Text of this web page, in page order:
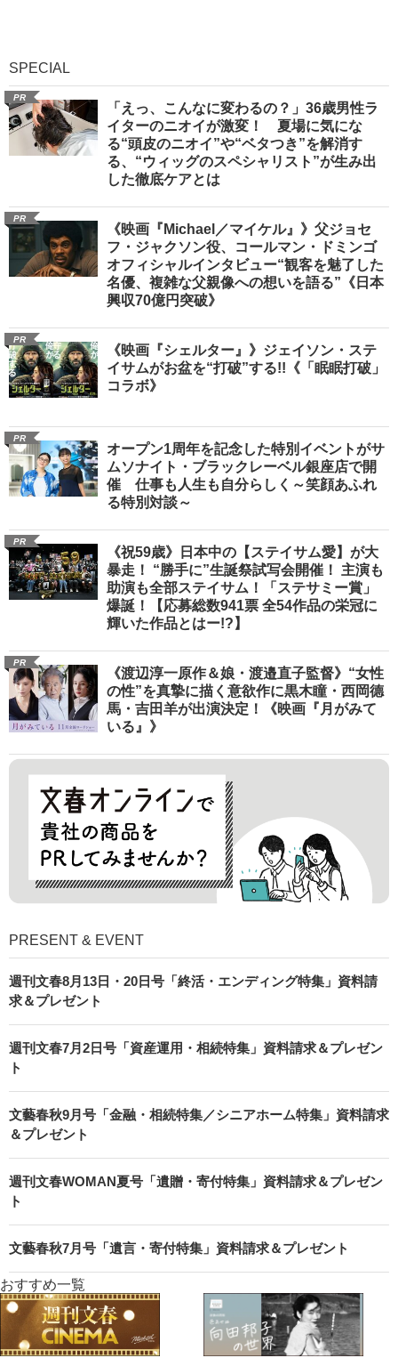
SPECIAL
PR
「えっ、こんなに変わるの？」36歳男性ラ
イターのニオイが激変！ 夏場に気にな
る“頭皮のニオイ”や“ベタつき”を解消す
る、“ウィッグのスペシャリスト”が生み出
した徹底ケアとは
PR
《映画『Michael／マイケル』》父ジョセ
フ・ジャクソン役、コールマン・ドミンゴ
オフィシャルインタビュー“観客を魅了した
名優、複雑な父親像への想いを語る”《日本
興収70億円突破》
PR
《映画『シェルター』》ジェイソン・ステ
イサムがお盆を“打破”する!!《「眠眠打破」
コラボ》
PR
オープン1周年を記念した特別イベントがサ
ムソナイト・ブラックレーベル銀座店で開
催 仕事も人生も自分らしく～笑顔あふれ
る特別対談～
PR
《祝59歳》日本中の【ステイサム愛】が大
暴走！ “勝手に”生誕祭試写会開催！ 主演も
助演も全部ステイサム！「ステサミー賞」
爆誕！【応募総数941票 全54作品の栄冠に
輝いた作品とはー!?】
PR
《渡辺淳一原作＆娘・渡邉直子監督》“女性
の性”を真摯に描く意欲作に黒木瞳・西岡德
馬・吉田羊が出演決定！《映画『月がみて
いる』》
PRESENT & EVENT
週刊文春8月13日・20日号「終活・エンディング特集」資料請
求＆プレゼント
週刊文春7月2日号「資産運用・相続特集」資料請求＆プレゼン
ト
文藝春秋9月号「金融・相続特集／シニアホーム特集」資料請求
＆プレゼント
週刊文春WOMAN夏号「遺贈・寄付特集」資料請求＆プレゼン
ト
文藝春秋7月号「遺言・寄付特集」資料請求＆プレゼント
おすすめ一覧